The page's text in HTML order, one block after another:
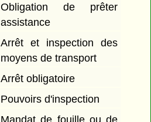
Obligation de prêter
assistance
Arrêt et inspection des
moyens de transport
Arrêt obligatoire
Pouvoirs d'inspection